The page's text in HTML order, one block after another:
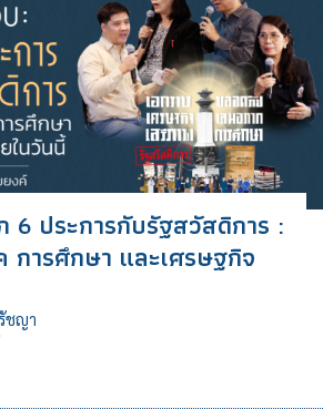
ประการกับรัฐสวัสดิการ :
การศึกษา และเศรษฐกิจ
ชญา